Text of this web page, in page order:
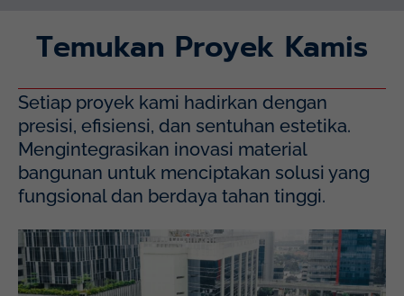
Temukan Proyek Kamis
Setiap proyek kami hadirkan dengan
presisi, efisiensi, dan sentuhan estetika.
Mengintegrasikan inovasi material
bangunan untuk menciptakan solusi yang
fungsional dan berdaya tahan tinggi.
Mayapada Hospital Kuningan (MHKN), Kuningan, Jakarta
Selatan.
Lihat Detail Proyek